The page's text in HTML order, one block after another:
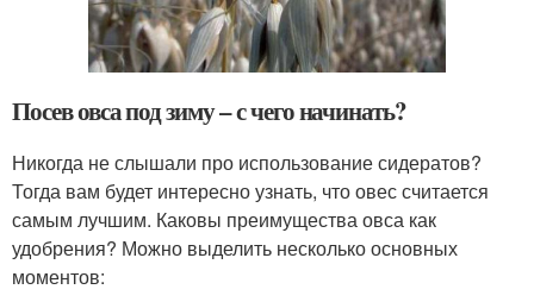
Посев овса под зиму – с чего начинать?
Никогда не слышали про использование сидератов?
Тогда вам будет интересно узнать, что овес считается
самым лучшим. Каковы преимущества овса как
удобрения? Можно выделить несколько основных
моментов: